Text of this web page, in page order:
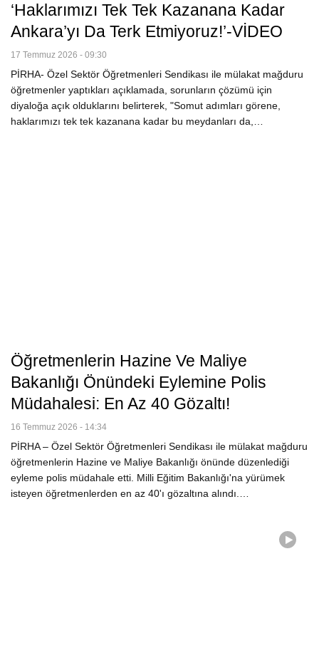
‘Haklarımızı Tek Tek Kazanana Kadar
Ankara’yı Da Terk Etmiyoruz!’-VİDEO
17 Temmuz 2026 - 09:30
PİRHA- Özel Sektör Öğretmenleri Sendikası ile mülakat mağduru
öğretmenler yaptıkları açıklamada, sorunların çözümü için
diyaloğa açık olduklarını belirterek, "Somut adımları görene,
haklarımızı tek tek kazanana kadar bu meydanları da,…
Öğretmenlerin Hazine Ve Maliye
Bakanlığı Önündeki Eylemine Polis
Müdahalesi: En Az 40 Gözaltı!
16 Temmuz 2026 - 14:34
PİRHA – Özel Sektör Öğretmenleri Sendikası ile mülakat mağduru
öğretmenlerin Hazine ve Maliye Bakanlığı önünde düzenlediği
eyleme polis müdahale etti. Milli Eğitim Bakanlığı'na yürümek
isteyen öğretmenlerden en az 40'ı gözaltına alındı.…